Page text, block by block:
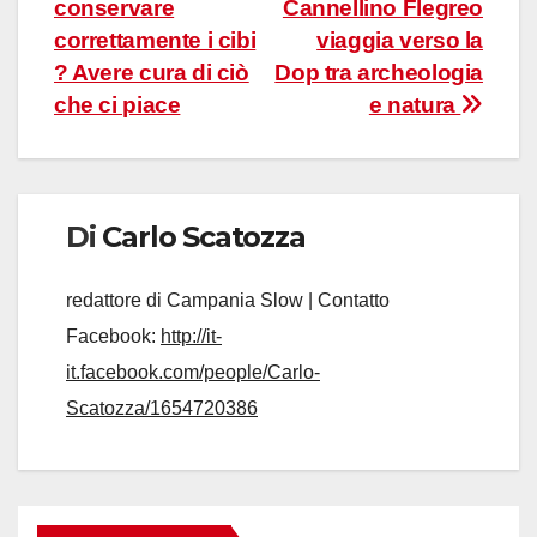
articoli
Cannellino Flegreo
viaggia verso la
Dop tra archeologia
e natura
conservare
correttamente i cibi
? Avere cura di ciò
che ci piace
Di Carlo Scatozza
redattore di Campania Slow | Contatto
Facebook: http://it-
it.facebook.com/people/Carlo-
Scatozza/1654720386